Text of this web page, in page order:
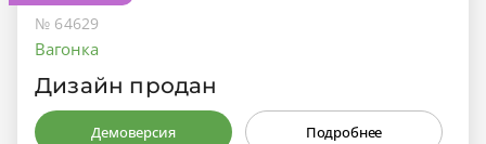
№ 64629
Вагонка
Дизайн продан
Демоверсия Подробнее